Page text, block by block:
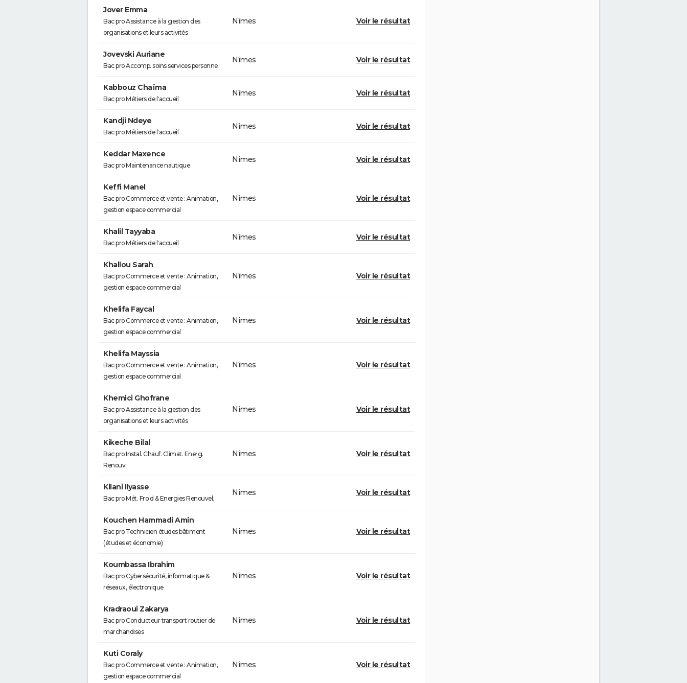
Jover Emma
Bac pro Assistance à la gestion des
organisations et leurs activités
Nîmes Voir le résultat
Jovevski Auriane
Bac pro Accomp. soins services personne
Nîmes Voir le résultat
Kabbouz Chaïma
Bac pro Métiers de l'accueil
Nîmes Voir le résultat
Kandji Ndeye
Bac pro Métiers de l'accueil
Nîmes Voir le résultat
Keddar Maxence
Bac pro Maintenance nautique
Nîmes Voir le résultat
Keffi Manel
Bac pro Commerce et vente : Animation,
gestion espace commercial
Nîmes Voir le résultat
Khalil Tayyaba
Bac pro Métiers de l'accueil
Nîmes Voir le résultat
Khallou Sarah
Bac pro Commerce et vente : Animation,
gestion espace commercial
Nîmes Voir le résultat
Khelifa Faycal
Bac pro Commerce et vente : Animation,
gestion espace commercial
Nîmes Voir le résultat
Khelifa Mayssia
Bac pro Commerce et vente : Animation,
gestion espace commercial
Nîmes Voir le résultat
Khemici Ghofrane
Bac pro Assistance à la gestion des
organisations et leurs activités
Nîmes Voir le résultat
Kikeche Bilal
Bac pro Instal. Chauf. Climat. Energ.
Renouv.
Nîmes Voir le résultat
Kilani Ilyasse
Bac pro Mét. Froid & Energies Renouvel.
Nîmes Voir le résultat
Kouchen Hammadi Amin
Bac pro Technicien études bâtiment
(études et économie)
Nîmes Voir le résultat
Koumbassa Ibrahim
Bac pro Cybersécurité, informatique &
réseaux, électronique
Nîmes Voir le résultat
Kradraoui Zakarya
Bac pro Conducteur transport routier de
marchandises
Nîmes Voir le résultat
Kuti Coraly
Bac pro Commerce et vente : Animation,
gestion espace commercial
Nîmes Voir le résultat